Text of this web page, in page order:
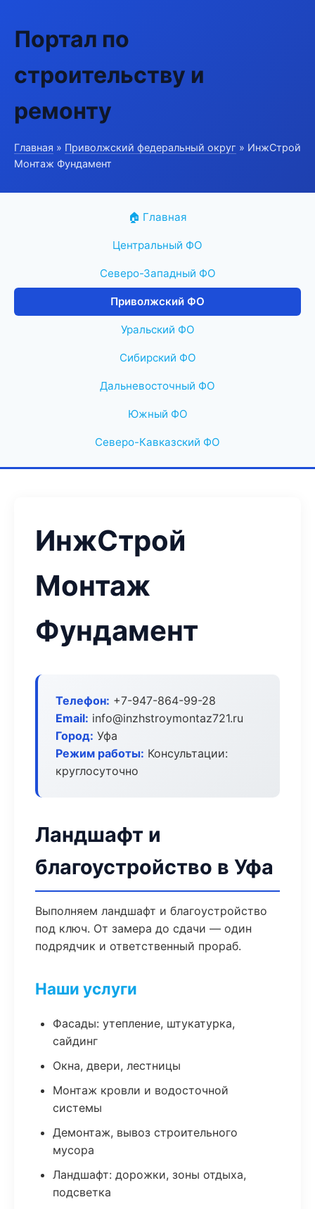
Портал по
строительству и
ремонту
Главная » Приволжский федеральный округ » ИнжСтрой
Монтаж Фундамент
🏠 Главная
Центральный ФО
Северо-Западный ФО
Приволжский ФО
Уральский ФО
Сибирский ФО
Дальневосточный ФО
Южный ФО
Северо-Кавказский ФО
ИнжСтрой
Монтаж
Фундамент
Телефон: +7-947-864-99-28
Email: info@inzhstroymontaz721.ru
Город: Уфа
Режим работы: Консультации:
круглосуточно
Ландшафт и
благоустройство в Уфа
Выполняем ландшафт и благоустройство
под ключ. От замера до сдачи — один
подрядчик и ответственный прораб.
Наши услуги
Фасады: утепление, штукатурка,
сайдинг
Окна, двери, лестницы
Монтаж кровли и водосточной
системы
Демонтаж, вывоз строительного
мусора
Ландшафт: дорожки, зоны отдыха,
подсветка